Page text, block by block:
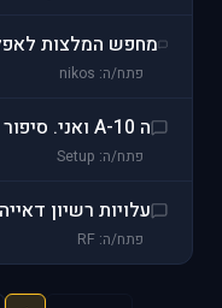
פתח/ה: nikos
ה A-10 ואני. סיפור מהחיים...
פתח/ה: Setup
עלויות רשיון דאייה
פתח/ה: RF